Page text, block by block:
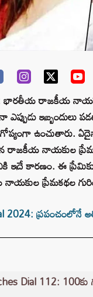
భారతీయ రాజకీయ
ఎప్పుడు
ఉంచుతారు.
మన రాజకీయ
ఇదే కారణం. ఈ
ప్రేమకథల
2024: ప్రపంచంలోనే
Dial 112: